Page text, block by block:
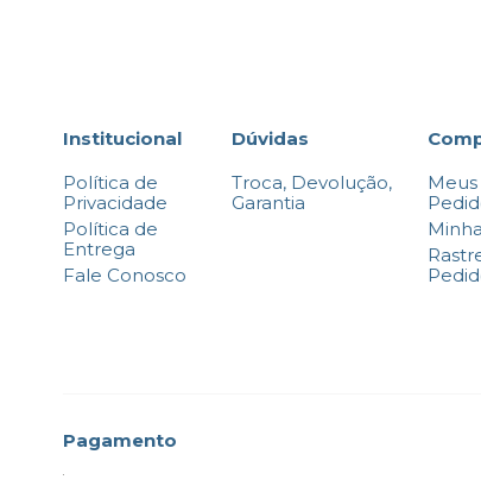
Institucional
Política de
Privacidade
Política de
Entrega
Fale Conosco
Dúvidas
Troca, Devolução,
Garantia
Meus
Pagamento